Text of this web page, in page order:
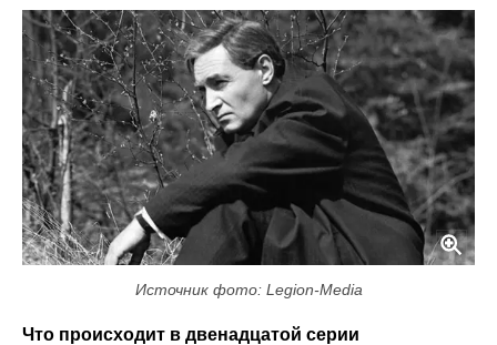
Источник фото: Legion-Media
Что происходит в двенадцатой серии